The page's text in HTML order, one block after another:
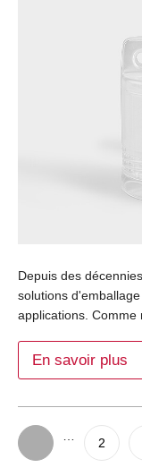
Depuis des
solutions
applications. Comme
En savoir plus
2